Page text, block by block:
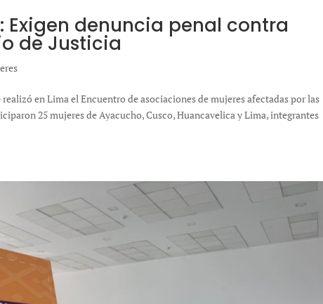
Exigen denuncia penal contra
de Justicia
en Lima el Encuentro de asociaciones de mujeres afectadas por las
25 mujeres de Ayacucho, Cusco, Huancavelica y Lima, integrantes